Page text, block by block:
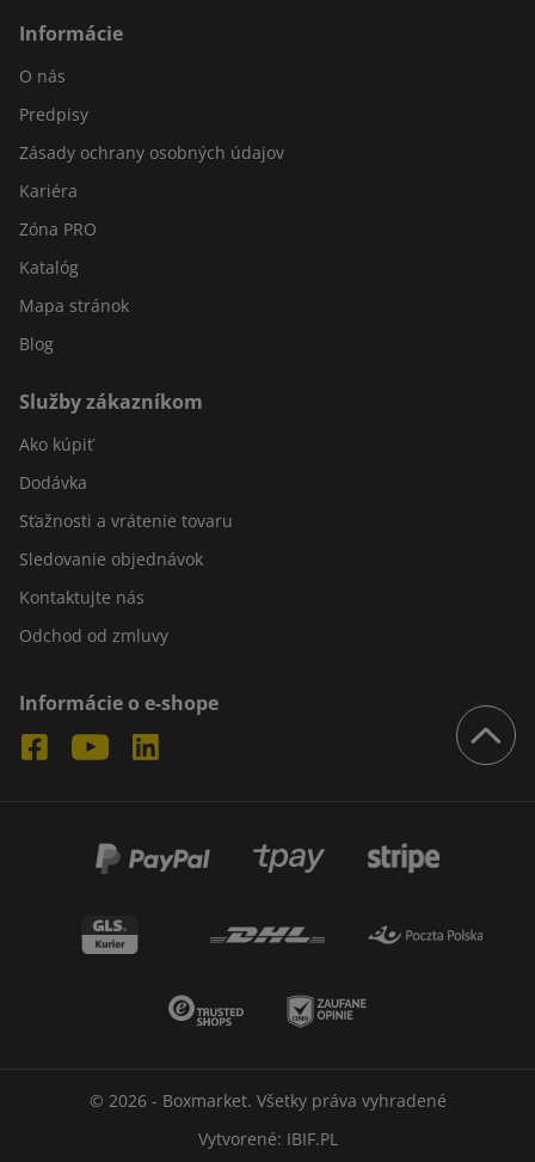
Informácie
O nás
Predpisy
Zásady ochrany osobných údajov
Kariéra
Zóna PRO
Katalóg
Mapa stránok
Blog
Služby zákazníkom
Ako kúpiť
Dodávka
Sťažnosti a vrátenie tovaru
Sledovanie objednávok
Kontaktujte nás
Odchod od zmluvy
Informácie o e-shope
© 2026 - Boxmarket. Všetky práva vyhradené
Vytvorené: IBIF.PL